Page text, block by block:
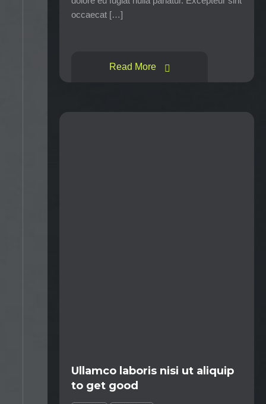
occaecat […]
Read More
Ullamco laboris nisi ut aliquip
to get good